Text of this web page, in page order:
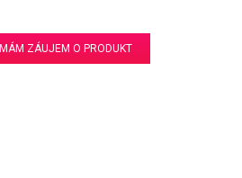
MÁM ZÁUJEM O PRODUKT